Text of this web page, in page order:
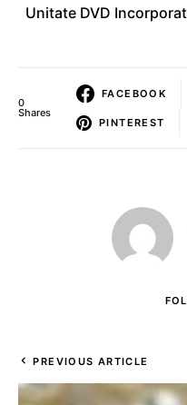
Unitate DVD
0
Shares
FACEBOOK
PINTEREST
PREVIOUS ARTICLE